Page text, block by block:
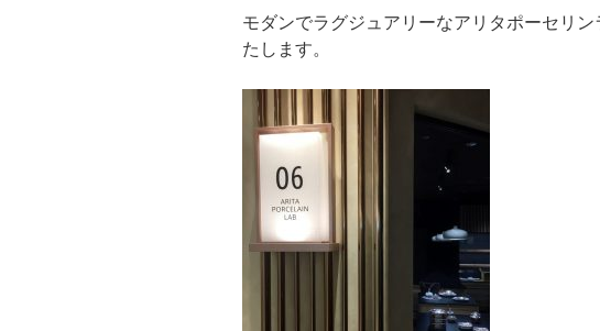
モダンでラグジュアリーなアリタポーセリ
たします。